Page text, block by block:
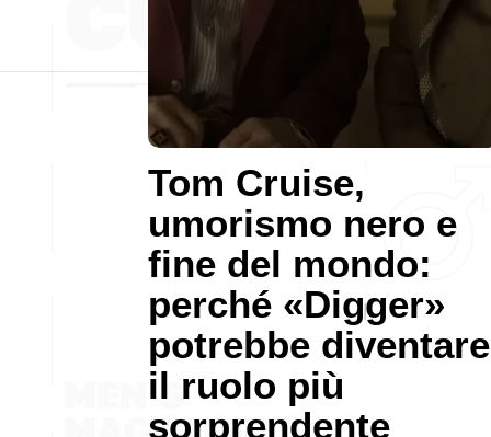
Tom Cruise,
umorismo nero e
fine del mondo:
perché «Digger»
potrebbe diventare
il ruolo più
sorprendente